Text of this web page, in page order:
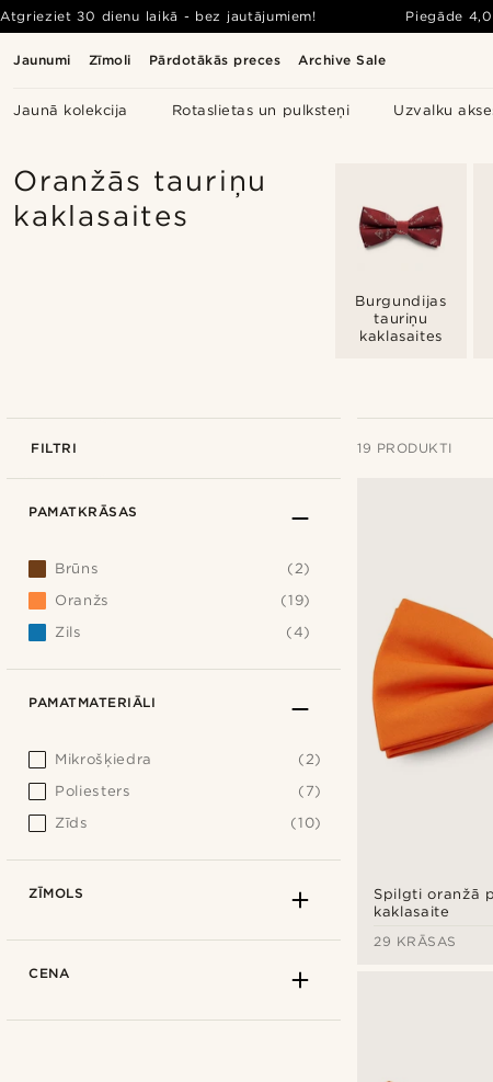
Jaunumi Zīmoli Pārdotākās preces Archive Sale
Jaunā kolekcija Rotaslietas un pulksteņi Uzvalku
Atgrieziet 30 dienu laikā - bez jautājumiem! Piegāde
Oranžās tauriņu
kaklasaites
Burgundijas
tauriņu
kaklasaites
FILTRI 19 PRODUKTI
Spilgti oranžā
kaklasaite
29 KRĀSAS
PAMATKRĀSAS
Brūns
(2)
Oranžs
(19)
Zils
(4)
PAMATMATERIĀLI
Mikrošķiedra
(2)
Poliesters
(7)
Zīds
(10)
ZĪMOLS
CENA